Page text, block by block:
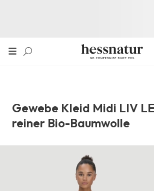
Gewebe Kleid Midi LIV
reiner Bio-Baumwolle